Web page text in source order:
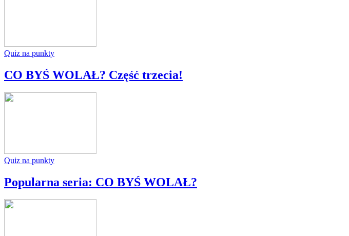
Quiz na punkty
CO BYŚ WOLAŁ? Część trzecia!
Quiz na punkty
Popularna seria: CO BYŚ WOLAŁ?